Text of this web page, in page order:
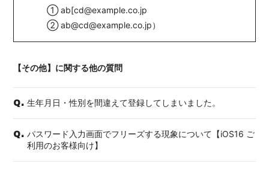
① ab[cd@example.co.jp
② ab@cd@example.co.jp）
【その他】に関する他の質問
Q. 生年月日・性別を間違えて登録してしまいました。
Q. パスワード入力画面でフリーズする現象について【iOS16 ご
利用のお客様向け】